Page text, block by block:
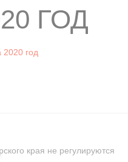
ГОД
год
края не регулируются